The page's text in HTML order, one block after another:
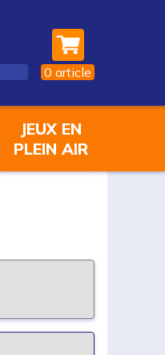
0 article
JEUX EN
PLEIN AIR